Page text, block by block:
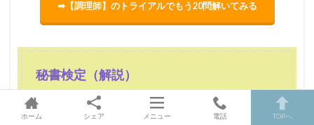
➡【調理師】のトライアルでもう20問解いてみる
秘書検定（解説）
Q1：×
ホーム シェア メニュー 電話 TOPへ